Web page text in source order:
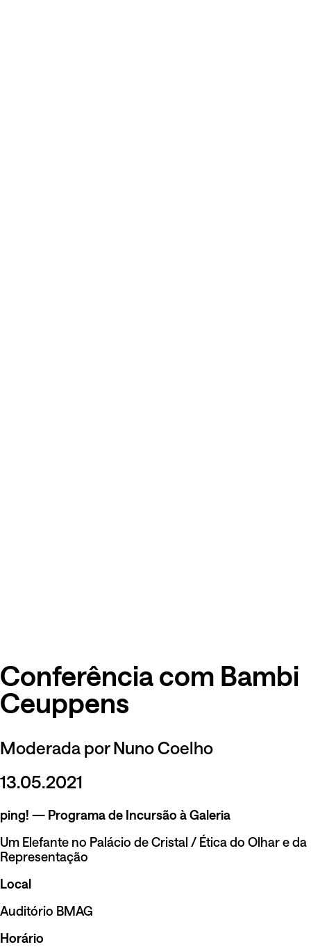
Conferência com Bambi
Ceuppens
Moderada por Nuno Coelho
13.05.2021
ping! — Programa de Incursão à Galeria
Um Elefante no Palácio de Cristal / Ética do Olhar e da
Representação
Local
Auditório BMAG
Horário